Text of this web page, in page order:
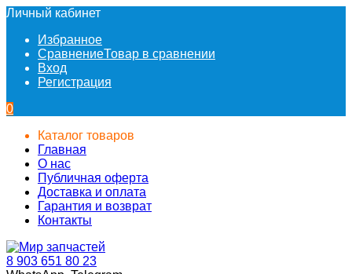
Личный кабинет
Избранное
СравнениеТовар в сравнении
Вход
Регистрация
0
Каталог товаров
Главная
О нас
Публичная оферта
Доставка и оплата
Гарантия и возврат
Контакты
8 903 651 80 23